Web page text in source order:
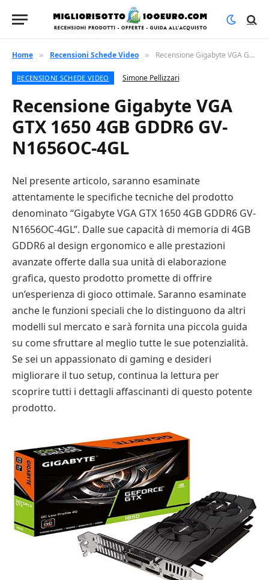
Home » Recensioni Schede Video » Recensione Gigabyte VGA GTX 1650 4GB GDDR6 GV-N1656OC-4GL
RECENSIONI SCHEDE VIDEO Simone Pellizzari
Recensione Gigabyte VGA
GTX 1650 4GB GDDR6 GV-
N1656OC-4GL
Nel presente articolo, saranno esaminate
attentamente le specifiche tecniche del prodotto
denominato “Gigabyte VGA GTX 1650 4GB GDDR6 GV-
N1656OC-4GL”. Dalle sue capacità di memoria di 4GB
GDDR6 al design ergonomico e alle prestazioni
avanzate offerte dalla sua unità di elaborazione
grafica, questo prodotto promette di offrire
un’esperienza di gioco ottimale. Saranno esaminate
anche le funzioni speciali che lo distinguono da altri
modelli sul mercato e sarà fornita una piccola guida
su come sfruttare al meglio tutte le sue potenzialità.
Se sei un appassionato di gaming e desideri
migliorare il tuo setup, continua la lettura per
scoprire tutti i dettagli affascinanti di questo potente
prodotto.